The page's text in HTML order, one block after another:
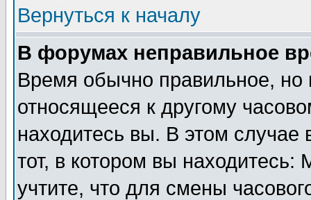
Вернуться к началу
В форумах неправильное
Время обычно правильное,
относящееся к другому
находитесь вы. В этом
тот, в котором вы
учтите, что для смены